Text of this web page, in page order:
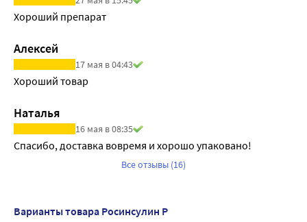
Хороший препарат
Алексей
17 мая в 04:43
Хороший товар
Наталья
16 мая в 08:35
Спасибо, доставка вовремя и хорошо упаковано!
Все отзывы (16)
Варианты товара Росинсулин Р